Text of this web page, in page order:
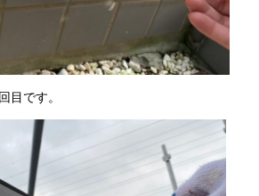
目です。